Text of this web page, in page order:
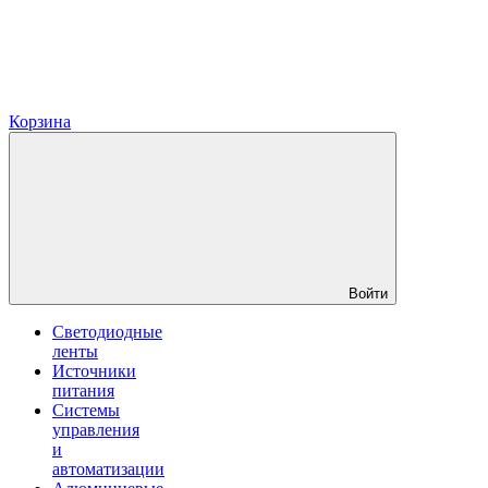
Корзина
Войти
Светодиодные
ленты
Источники
питания
Системы
управления
и
автоматизации